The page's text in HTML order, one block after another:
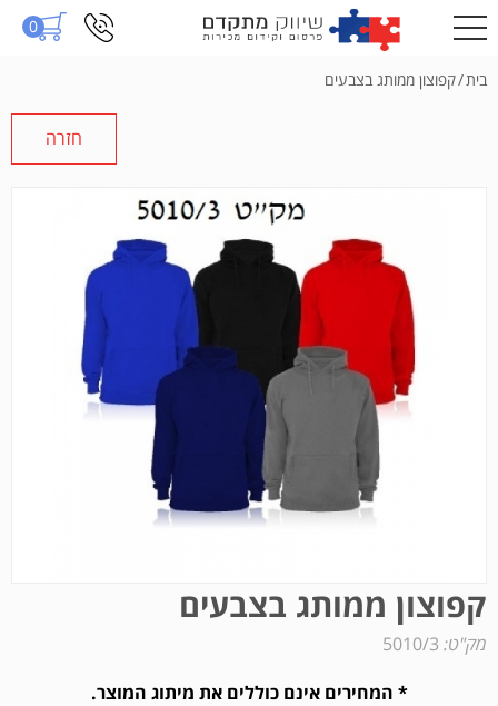
0
בית/קפוצון ממותג בצבעים
חזרה
קפוצון ממותג בצבעים
מק"ט: 5010/3
* המחירים אינם כוללים את מיתוג המוצר.